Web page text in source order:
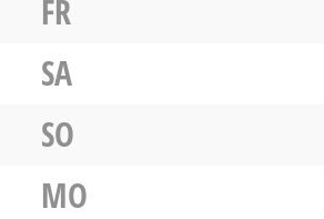
FR
SA
SO
MO